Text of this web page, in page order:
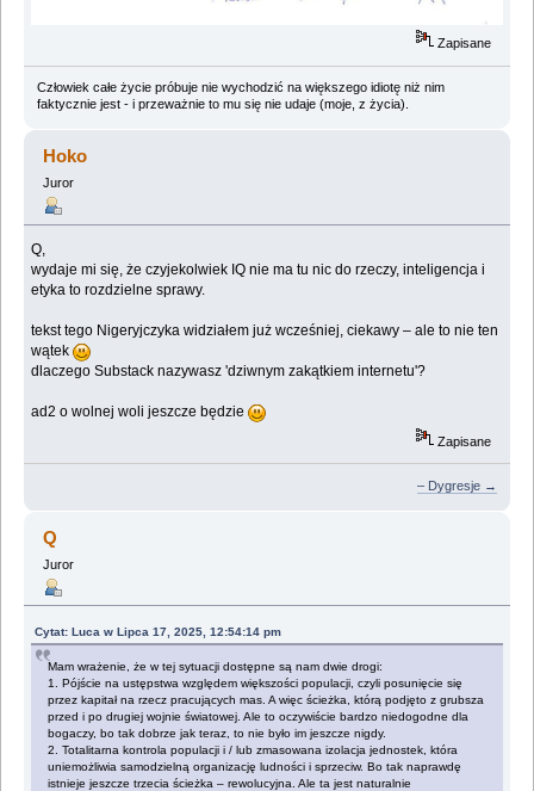
Zapisane
Człowiek całe życie próbuje nie wychodzić na większego idiotę niż nim
faktycznie jest - i przeważnie to mu się nie udaje (moje, z życia).
Hoko
Juror
Q,
wydaje mi się, że czyjekolwiek IQ nie ma tu nic do rzeczy, inteligencja i
etyka to rozdzielne sprawy.
tekst tego Nigeryjczyka widziałem już wcześniej, ciekawy – ale to nie ten
wątek
dlaczego Substack nazywasz 'dziwnym zakątkiem internetu'?
ad2 o wolnej woli jeszcze będzie
Zapisane
– Dygresje →
Q
Juror
Cytat: Luca w Lipca 17, 2025, 12:54:14 pm
Mam wrażenie, że w tej sytuacji dostępne są nam dwie drogi:
1. Pójście na ustępstwa względem większości populacji, czyli posunięcie się
przez kapitał na rzecz pracujących mas. A więc ścieżka, którą podjęto z grubsza
przed i po drugiej wojnie światowej. Ale to oczywiście bardzo niedogodne dla
bogaczy, bo tak dobrze jak teraz, to nie było im jeszcze nigdy.
2. Totalitarna kontrola populacji i / lub zmasowana izolacja jednostek, która
uniemożliwia samodzielną organizację ludności i sprzeciw. Bo tak naprawdę
istnieje jeszcze trzecia ścieżka – rewolucyjna. Ale ta jest naturalnie